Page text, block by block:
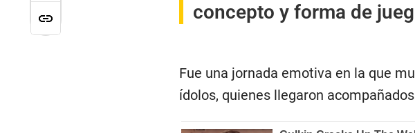
concepto y forma de
Fue una jornada emotiva en la que
ídolos, quienes llegaron